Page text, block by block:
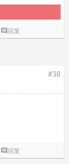
 回复
#38
 回复